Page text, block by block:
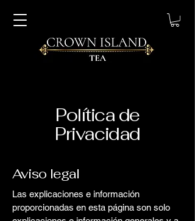
Política de
Privacidad
Aviso legal
Las explicaciones e información
proporcionadas en esta página son solo